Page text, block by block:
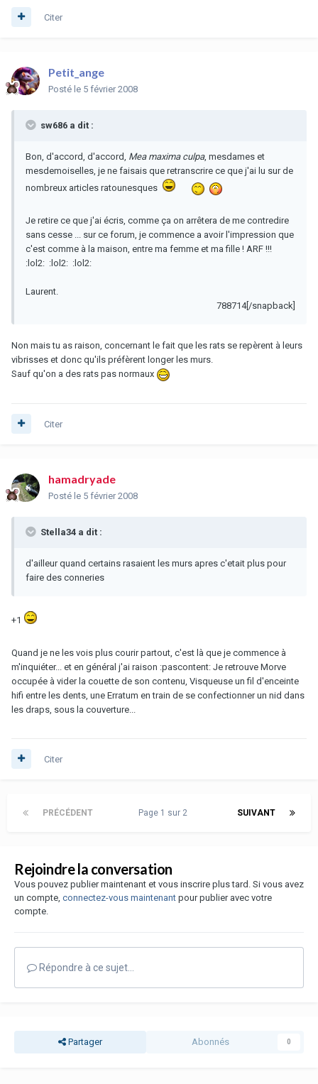
Citer
Petit_ange
Posté le 5 février 2008
sw686 a dit :
Bon, d'accord, d'accord, Mea maxima culpa, mesdames et
mesdemoiselles, je ne faisais que retranscrire ce que j'ai lu sur de
nombreux articles ratounesques
Je retire ce que j'ai écris, comme ça on arrêtera de me contredire
sans cesse ... sur ce forum, je commence a avoir l'impression que
c'est comme à la maison, entre ma femme et ma fille ! ARF !!!
:lol2: :lol2: :lol2:
Laurent.
788714[/snapback]
Non mais tu as raison, concernant le fait que les rats se repèrent à leurs
vibrisses et donc qu'ils préfèrent longer les murs.
Sauf qu'on a des rats pas normaux
Citer
hamadryade
Posté le 5 février 2008
Stella34 a dit :
d'ailleur quand certains rasaient les murs apres c'etait plus pour
faire des conneries
+1
Quand je ne les vois plus courir partout, c'est là que je commence à
m'inquiéter... et en général j'ai raison :pascontent: Je retrouve Morve
occupée à vider la couette de son contenu, Visqueuse un fil d'enceinte
hifi entre les dents, une Erratum en train de se confectionner un nid dans
les draps, sous la couverture...
Citer
PRÉCÉDENT SUIVANT
Page 1 sur 2
Rejoindre la conversation
Vous pouvez publier maintenant et vous inscrire plus tard. Si vous avez
un compte, connectez-vous maintenant pour publier avec votre
compte.
Répondre à ce sujet…
Partager Abonnés 0